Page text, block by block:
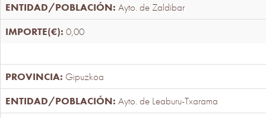
Ayto. de Zaldibar
0,00
Gipuzkoa
Ayto. de Leaburu-Txarama